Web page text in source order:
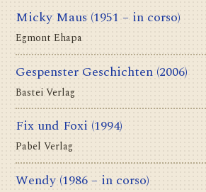
Micky Maus (1951 – in corso)
Egmont Ehapa
Gespenster Geschichten (2006)
Bastei Verlag
Fix und Foxi (1994)
Pabel Verlag
Wendy (1986 – in corso)